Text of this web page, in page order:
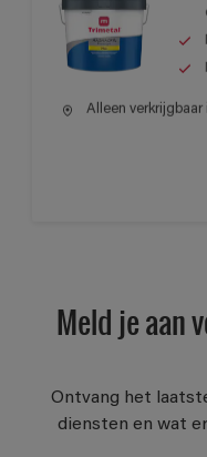
Alleen verkrijgbaar
Meld je aan
Ontvang het
diensten en wat